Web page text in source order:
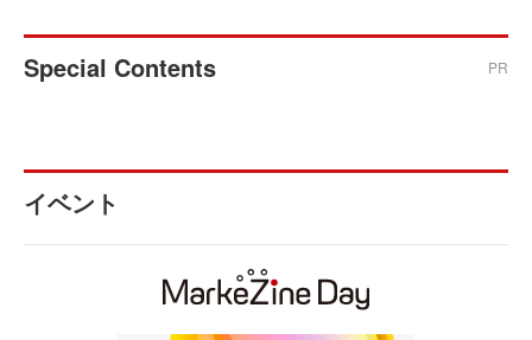
Special Contents PR
イベント